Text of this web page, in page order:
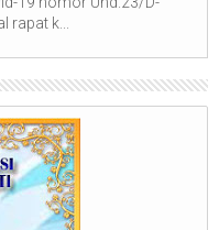
k...